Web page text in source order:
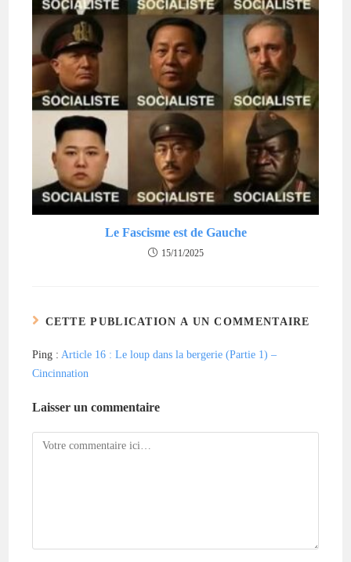
Le Fascisme est de Gauche
15/11/2025
CETTE PUBLICATION A UN COMMENTAIRE
Ping : Article 16 : Le loup dans la bergerie (Partie 1) –
Cincinnation
Laisser un commentaire